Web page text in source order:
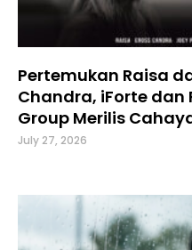
Pertemukan Raisa
Chandra, iForte dan
Group Merilis
July 27, 2026